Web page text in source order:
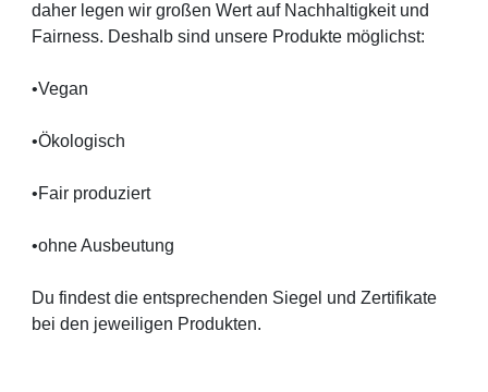
daher legen wir großen Wert auf Nachhaltigkeit und
Fairness. Deshalb sind unsere Produkte möglichst:
•Vegan
•Ökologisch
•Fair produziert
•ohne Ausbeutung
Du findest die entsprechenden Siegel und Zertifikate
bei den jeweiligen Produkten.